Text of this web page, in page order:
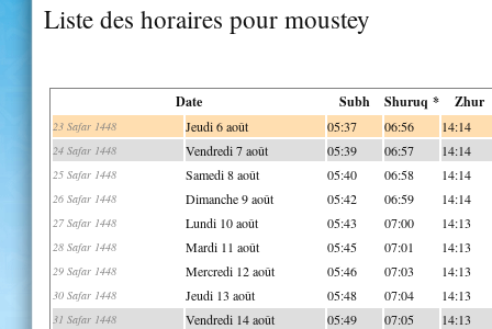
Liste des horaires pour moustey
Date Subh Shuruq * Zhur
23 Safar 1448 Jeudi 6 août 05:37 06:56 14:14
24 Safar 1448 Vendredi 7 août 05:39 06:57 14:14
25 Safar 1448 Samedi 8 août 05:40 06:58 14:14
26 Safar 1448 Dimanche 9 août 05:42 06:59 14:14
27 Safar 1448 Lundi 10 août 05:43 07:00 14:13
28 Safar 1448 Mardi 11 août 05:45 07:01 14:13
29 Safar 1448 Mercredi 12 août 05:46 07:03 14:13
30 Safar 1448 Jeudi 13 août 05:48 07:04 14:13
31 Safar 1448 Vendredi 14 août 05:49 07:05 14:13